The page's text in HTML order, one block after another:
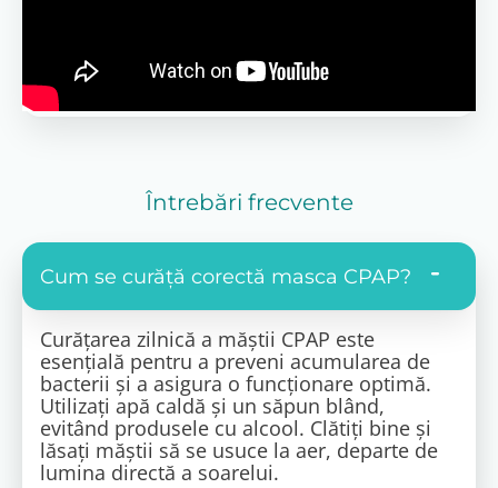
Întrebări frecvente
Cum se curăță corectă masca CPAP?
Curățarea zilnică a măștii CPAP este
esențială pentru a preveni acumularea de
bacterii și a asigura o funcționare optimă.
Utilizați apă caldă și un săpun blând,
evitând produsele cu alcool. Clătiți bine și
lăsați măștii să se usuce la aer, departe de
lumina directă a soarelui.